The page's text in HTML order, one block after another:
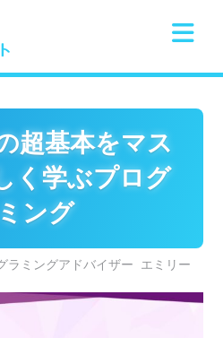
超基本をマス
く学ぶプログ
ング
ラミングアドバイザー エミリー